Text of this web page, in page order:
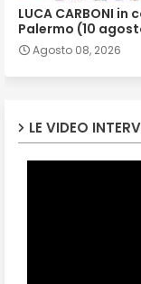
LUCA CARBONI
Palermo (10
Agosto 08, 2026
LE VIDEO